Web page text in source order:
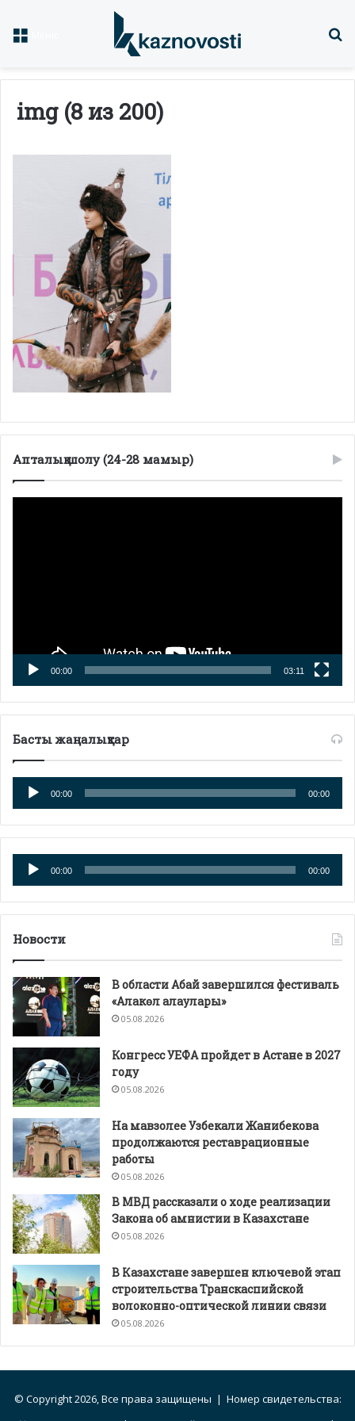
img (8 из 200)
Апталық шолу (24-28 мамыр)
00:00 03:11
Басты жаңалықтар
Аудиоплеер
00:00 00:00
Аудиоплеер
00:00 00:00
Новости
В области Абай завершился фестиваль
«Алакөл алаулары»
05.08.2026
Конгресс УЕФА пройдет в Астане в 2027
году
05.08.2026
На мавзолее Узбекали Жанибекова
продолжаются реставрационные
работы
05.08.2026
В МВД рассказали о ходе реализации
Закона об амнистии в Казахстане
05.08.2026
В Казахстане завершен ключевой этап
строительства Транскаспийской
волоконно-оптической линии связи
05.08.2026
© Copyright 2026, Все права защищены | Номер свидетельства: